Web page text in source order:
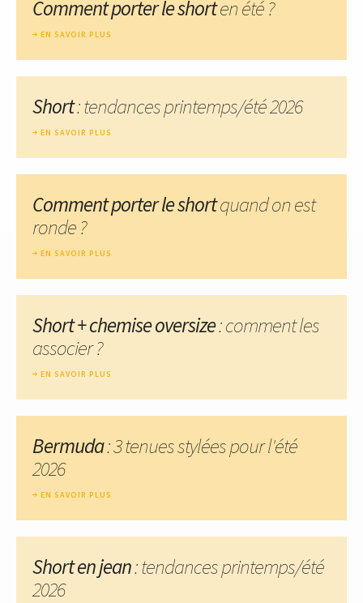
Comment porter le shorten été ?
EN SAVOIR PLUS
Short: tendances printemps/été 2026
EN SAVOIR PLUS
Comment porter le shortquand on est
ronde ?
EN SAVOIR PLUS
Short + chemise oversize: comment les
associer ?
EN SAVOIR PLUS
Bermuda: 3 tenues stylées pour l'été
2026
EN SAVOIR PLUS
Short en jean: tendances printemps/été
2026